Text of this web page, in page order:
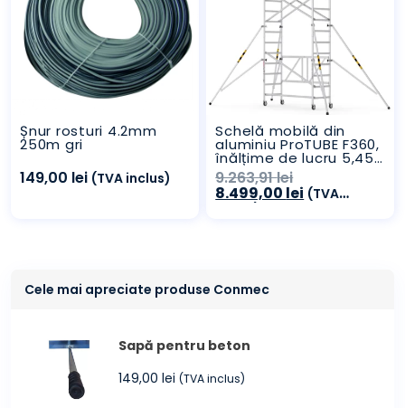
Șnur rosturi 4.2mm
250m gri
149,00 lei (TVA inclus)
Schelă mobilă din
aluminiu ProTUBE F360,
înălțime de lucru 5,45
m
9.263,91lei
inițial
8.499,00 lei Prețul
curent
(TVA
Cele mai apreciate produse Conmec
Sapă pentru beton
149,00 lei (TVA inclus)